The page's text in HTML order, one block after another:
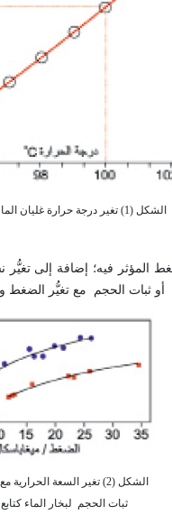
الشكل (1) تغير درجة حرارة غليان الماء مع تغير الضغط المؤثر فيه.
أو ثبات الحجم مع تغيُّر الضغط
الشكل (2) تغير السعة الحرارية مع ثبات الضغط (أزرق)
ثبات الحجم لبخار الماء